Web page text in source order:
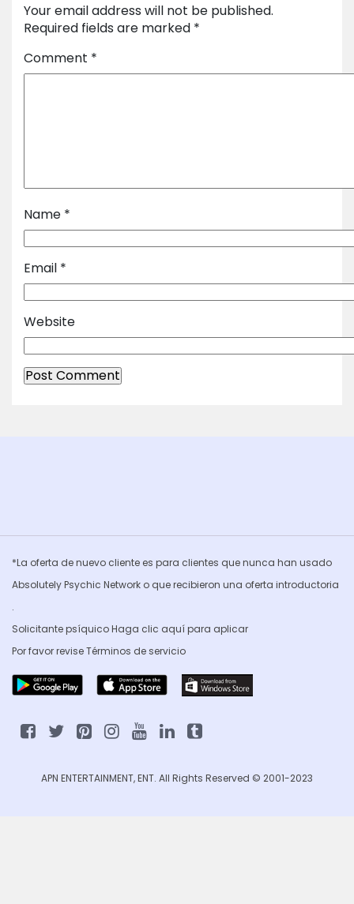
Your email address will not be published.
Required fields are marked *
Comment *
Name *
Email *
Website
*La oferta de nuevo cliente es para clientes que nunca han usado
Absolutely Psychic Network o que recibieron una oferta introductoria
.
Solicitante psíquico Haga clic aquí para aplicar
Por favor reviseTérminos de servicio
APN ENTERTAINMENT, ENT. All Rights Reserved © 2001-2023